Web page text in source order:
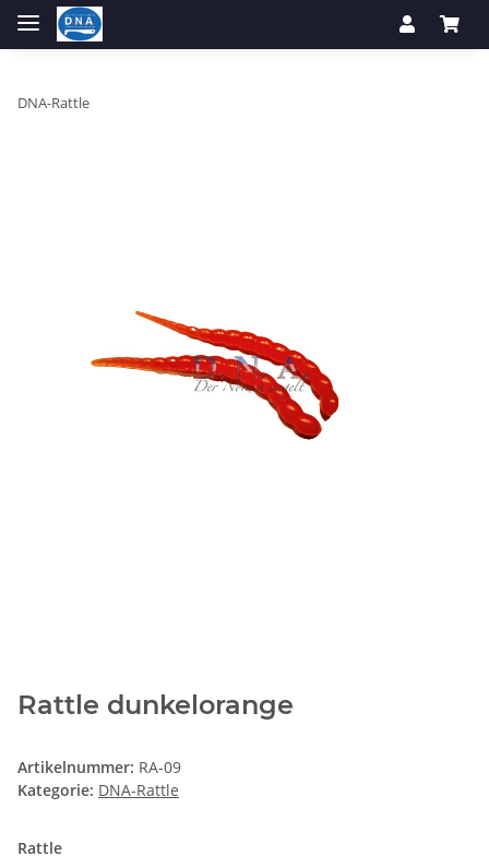
DNA-Rattle
Rattle dunkelorange
Artikelnummer: RA-09
Kategorie: DNA-Rattle
Rattle